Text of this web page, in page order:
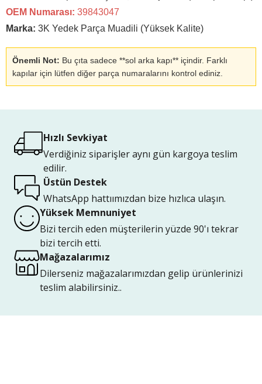
OEM Numarası: 39843047
Marka: 3K Yedek Parça Muadili (Yüksek Kalite)
Önemli Not: Bu çıta sadece **sol arka kapı** içindir. Farklı
kapılar için lütfen diğer parça numaralarını kontrol ediniz.
Hızlı Sevkiyat
Verdiğiniz siparişler aynı gün kargoya teslim
edilir.
Üstün Destek
WhatsApp hattıımızdan bize hızlıca ulaşın.
Yüksek Memnuniyet
Bizi tercih eden müşterilerin yüzde 90'ı tekrar
bizi tercih etti.
Mağazalarımız
Dilerseniz mağazalarımızdan gelip ürünlerinizi
teslim alabilirsiniz..